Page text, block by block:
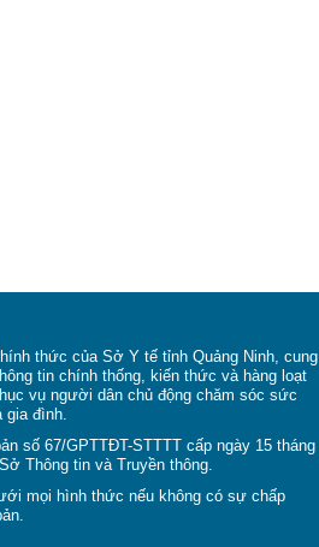
thức của Sở Y tế tỉnh Quảng Ninh, cung
tin chính thống, kiến thức và hàng loạt
vụ người dân chủ động chăm sóc sức
gia đình.
số 67/GPTTĐT-STTTT cấp ngày 15 tháng
Thông tin và Truyền thông.
mọi hình thức nếu không có sự chấp